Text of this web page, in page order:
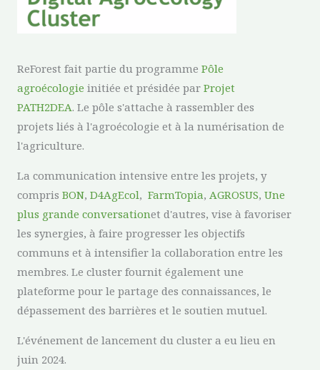
ReForest fait partie du programme Pôle
agroécologie initiée et présidée par Projet
PATH2DEA. Le pôle s'attache à rassembler des
projets liés à l'agroécologie et à la numérisation de
l'agriculture.
La communication intensive entre les projets, y
compris BON, D4AgEcol, FarmTopia, AGROSUS, Une
plus grande conversationet d'autres, vise à favoriser
les synergies, à faire progresser les objectifs
communs et à intensifier la collaboration entre les
membres. Le cluster fournit également une
plateforme pour le partage des connaissances, le
dépassement des barrières et le soutien mutuel.
L'événement de lancement du cluster a eu lieu en
juin 2024.